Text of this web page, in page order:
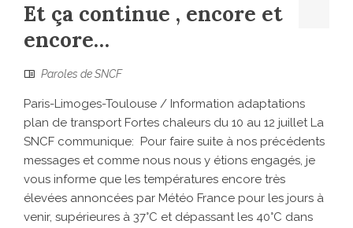
Et ça continue , encore et
encore…
Paroles de SNCF
Paris-Limoges-Toulouse / Information adaptations
plan de transport Fortes chaleurs du 10 au 12 juillet La
SNCF communique: Pour faire suite à nos précédents
messages et comme nous nous y étions engagés, je
vous informe que les températures encore très
élevées annoncées par Météo France pour les jours à
venir, supérieures à 37°C et dépassant les 40°C dans